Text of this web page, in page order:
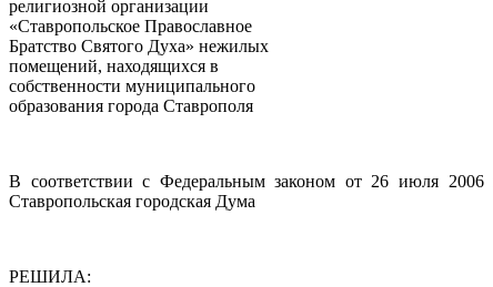
религиозной организации
«Ставропольское Православное
Братство Святого Духа» нежилых
помещений, находящихся в
собственности муниципального
образования города Ставрополя
В соответствии с Федеральным законом от 26 июля
Ставропольская городская Дума
РЕШИЛА: